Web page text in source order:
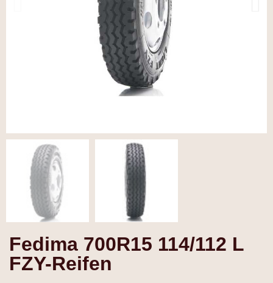
Fedima 700R15 114/112 L
FZY-Reifen